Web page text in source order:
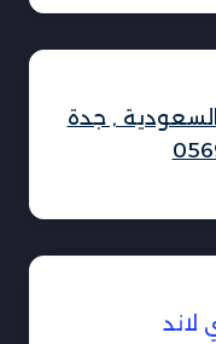
السعودية , جدة